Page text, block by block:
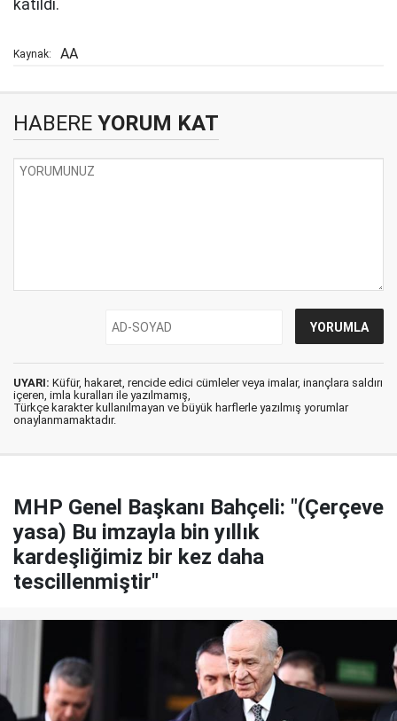
katıldı.
Kaynak: AA
HABERE YORUM KAT
UYARI: Küfür, hakaret, rencide edici cümleler veya imalar, inançlara saldırı
içeren, imla kuralları ile yazılmamış,
Türkçe karakter kullanılmayan ve büyük harflerle yazılmış yorumlar
onaylanmamaktadır.
MHP Genel Başkanı Bahçeli: "(Çerçeve
yasa) Bu imzayla bin yıllık
kardeşliğimiz bir kez daha
tescillenmiştir"